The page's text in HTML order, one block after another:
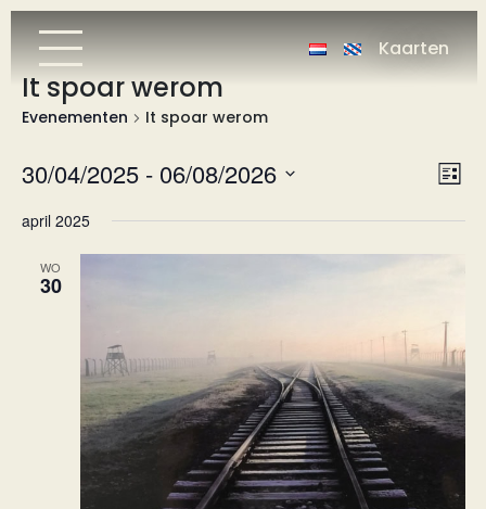
Kaarten
It spoar werom
Evenementen It spoar werom
Lijst
30/04/2025 - 06/08/2026
een
april 2025
WO
30